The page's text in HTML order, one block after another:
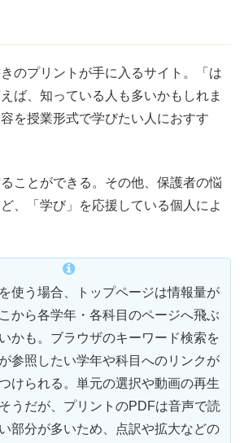
のプリントが手に入るサイト。「は
ば、知っている人も多いかもしれま
を授業形式で学びたい人におすす
ことができる。その他、保護者の悩
、「学び」を応援 している個人によ
使う場合、トップページは情報量が
から各学年・各科目のページへ飛ぶ
かも。ブラウザのキーワード検索を
参照 したい学年や科目へのリンクが
けられる。単元の選択や動画の再生
うだが、プリントのPDFは音声で読
部分が多いため、
点訳や拡大などの